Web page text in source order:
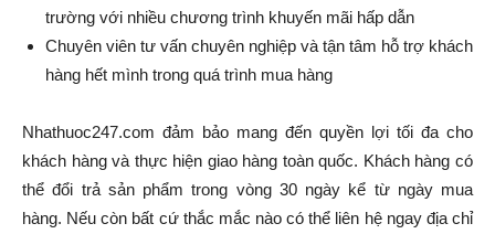
trường với nhiều chương trình khuyến mãi hấp dẫn
Chuyên viên tư vấn chuyên nghiệp và tận tâm hỗ trợ khách
hàng hết mình trong quá trình mua hàng
Nhathuoc247.com đảm bảo mang đến quyền lợi tối đa cho
khách hàng và thực hiện giao hàng toàn quốc. Khách hàng có
thể đổi trả sản phẩm trong vòng 30 ngày kể từ ngày mua
hàng. Nếu còn bất cứ thắc mắc nào có thể liên hệ ngay địa chỉ